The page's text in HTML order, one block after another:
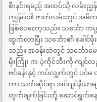
စီးနင်းရမည့် အထပ်သို့ လမ်း
ကျွန်ုပ်၏ ဇာတ်လမ်းတွင် အဓိ
ဖြစ်ပေတော့သည်။ သင်္ဘော က
ထွက်လာပြီး သင်္ဘော၏ ခေါင်
သည်။ အခန်းထဲတွင် သင်္ဘောမော
မိုးကြိုး က ပဲ့ကိုင်ဘီးကို ကျင်
ဗင်ခန်းနှင့် ကပ်လျှက်တွင် ပင်မ ထိ
ကာ သက်ဆိုင်ရာ အင်ဂျင်နီယာမျ
တွက်ချက်ခြင်းတို့ ဆောင်ရွက်န